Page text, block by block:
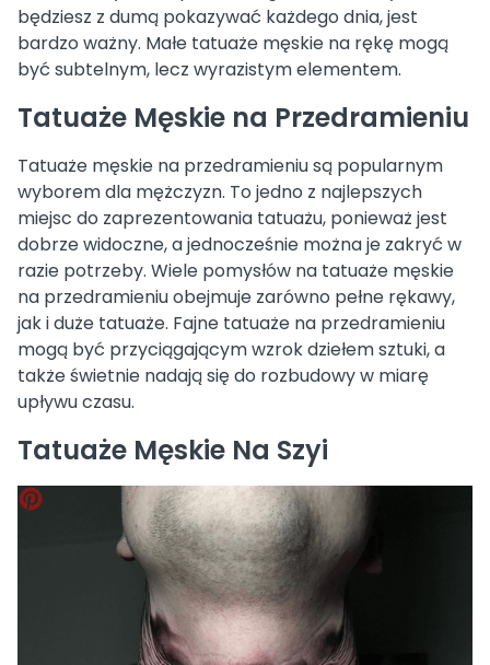
będziesz z dumą pokazywać każdego dnia, jest
bardzo ważny. Małe tatuaże męskie na rękę mogą
być subtelnym, lecz wyrazistym elementem.
Tatuaże Męskie na Przedramieniu
Tatuaże męskie na przedramieniu są popularnym
wyborem dla mężczyzn. To jedno z najlepszych
miejsc do zaprezentowania tatuażu, ponieważ jest
dobrze widoczne, a jednocześnie można je zakryć w
razie potrzeby. Wiele pomysłów na tatuaże męskie
na przedramieniu obejmuje zarówno pełne rękawy,
jak i duże tatuaże. Fajne tatuaże na przedramieniu
mogą być przyciągającym wzrok dziełem sztuki, a
także świetnie nadają się do rozbudowy w miarę
upływu czasu.
Tatuaże Męskie Na Szyi